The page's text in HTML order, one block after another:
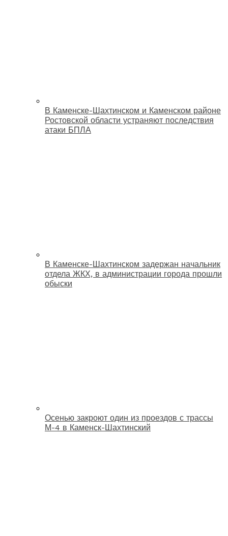
В Каменске-Шахтинском и Каменском районе
Ростовской области устраняют последствия
атаки БПЛА
В Каменске-Шахтинском задержан начальник
отдела ЖКХ, в администрации города прошли
обыски
Осенью закроют один из проездов с трассы
М-4 в Каменск-Шахтинский